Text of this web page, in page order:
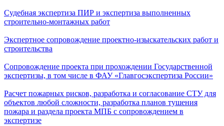
Судебная экспертиза ПИР и экспертиза выполненных
строительно-монтажных работ
Экспертное сопровождение проектно-изыскательских работ и
строительства
Сопровождение проекта при прохождении Государственной
экспертизы, в том числе в ФАУ «Главгосэкспертиза России»
Расчет пожарных рисков, разработка и согласование СТУ для
объектов любой сложности, разработка планов тушения
пожара и раздела проекта МПБ с сопровождением в
экспертизе